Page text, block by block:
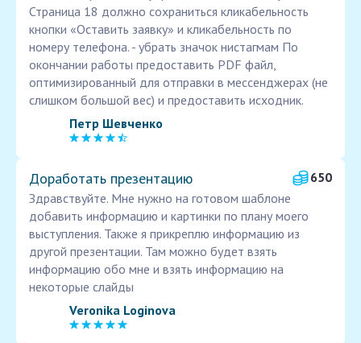
Страница 18 должно сохраниться кликабельность
кнопки «Оставить заявку» и кликабельность по
номеру телефона. - убрать значок нистагмам По
окончании работы предоставить PDF файл,
оптимизированный для отправки в мессенджерах (не
слишком большой вес) и предоставить исходник.
Петр Шевченко
Доработать презентацию
650
Здравствуйте. Мне нужно на готовом шаблоне
добавить информацию и картинки по плану моего
выступления. Также я прикреплю информацию из
другой презентации. Там можно будет взять
информацию обо мне и взять информацию на
некоторые слайды
Veronika Loginova